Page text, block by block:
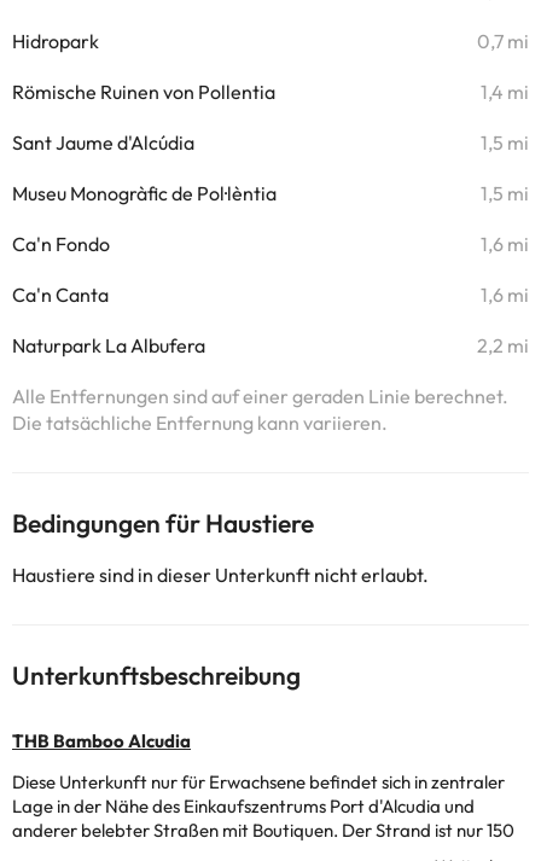
Hidropark 0,7 mi
Römische Ruinen von Pollentia 1,4 mi
Sant Jaume d'Alcúdia 1,5 mi
Museu Monogràfic de Pol·lèntia 1,5 mi
Ca'n Fondo 1,6 mi
Ca'n Canta 1,6 mi
Naturpark La Albufera 2,2 mi
Alle Entfernungen sind auf einer geraden Linie berechnet.
Die tatsächliche Entfernung kann variieren.
Bedingungen für Haustiere
Haustiere sind in dieser Unterkunft nicht erlaubt.
Unterkunftsbeschreibung
THB Bamboo Alcudia
Diese Unterkunft nur für Erwachsene befindet sich in zentraler
Lage in der Nähe des Einkaufszentrums Port d'Alcudia und
anderer belebter Straßen mit Boutiquen. Der Strand ist nur 150